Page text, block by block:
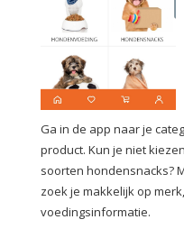
Ga in de app naar je
product. Kun je niet
soorten hondensnacks?
zoek je makkelijk op
voedingsinformatie.